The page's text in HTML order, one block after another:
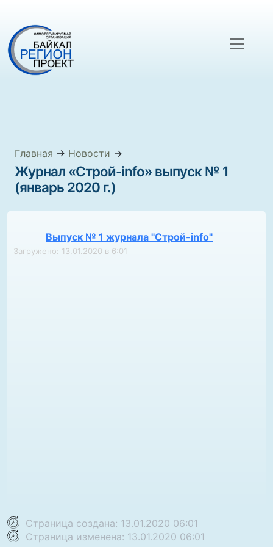
Главная → Новости →
Журнал «Строй-info» выпуск № 1
(январь 2020 г.)
Выпуск № 1 журнала "Строй-info"
Загружено: 13.01.2020 в 6:01
Страница создана: 13.01.2020 06:01
Страница изменена: 13.01.2020 06:01